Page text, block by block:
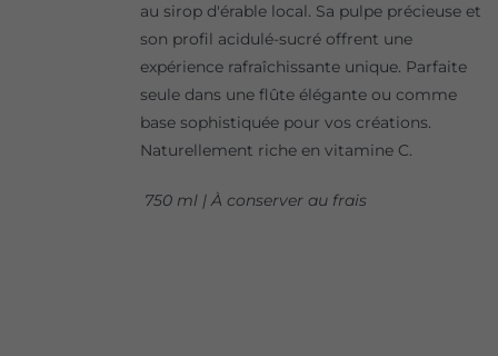
au sirop d'érable local. Sa pulpe précieuse et
son profil acidulé-sucré offrent une
expérience rafraîchissante unique. Parfaite
seule dans une flûte élégante ou comme
base sophistiquée pour vos créations.
Naturellement riche en vitamine C.
750 ml | À conserver au frais